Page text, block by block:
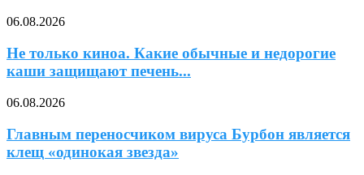
06.08.2026
Не только киноа. Какие обычные и недорогие
каши защищают печень...
06.08.2026
Главным переносчиком вируса Бурбон является
клещ «одинокая звезда»